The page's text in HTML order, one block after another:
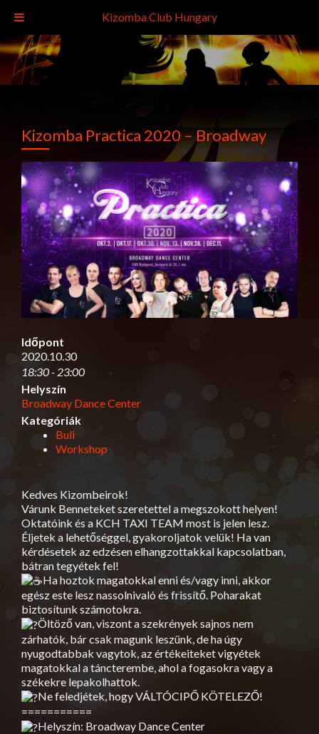
Kizomba Practica 2020 – Broadway
Időpont
2020.10.30
18:30 - 23:00
Helyszín
Broadway Dance Center
Kategóriák
Buli
Workshop
Kedves Kizombeirok!
Várunk Benneteket szeretettel a megszokott helyen!
Oktatóink és a KCH TAXI TEAM most is jelen lesz.
Éljetek a lehetőséggel, gyakoroljatok velük! Ha van
kérdésetek az edzésen elhangzottakkal kapcsolatban,
bátran tegyétek fel!
Ha hoztok magatokkal enni és/vagy inni, akkor
egész este lesz nassolnivaló és frissítő. Poharakat
biztosítunk számotokra.
Öltöző van, viszont a szekrények sajnos nem
zárhatók, bár csak magunk leszünk, de ha úgy
nyugodtabbak vagytok, az értékeiteket vigyétek
magatokkal a táncterembe, ahol a fogasokra vagy a
székekre lepakolhattok.
Ne feledjétek, hogy VÁLTÓCIPŐ KÖTELEZŐ!
===========
Helyszín: Broadway Dance Center
Kizomba Club Hungary